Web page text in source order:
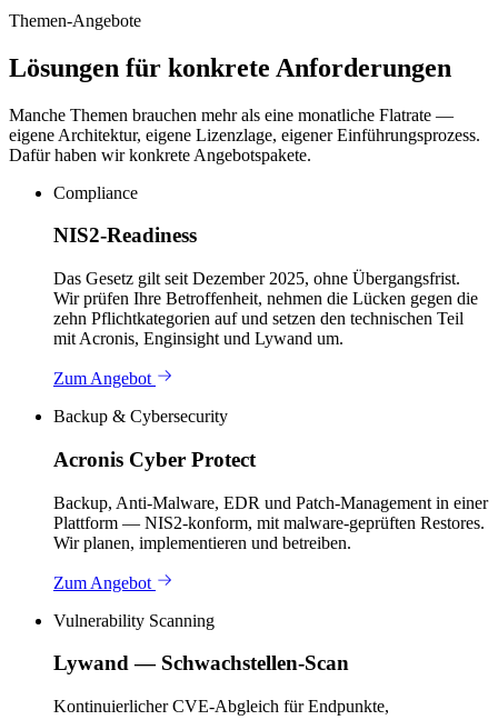
Themen-Angebote
Lösungen für konkrete Anforderungen
Manche Themen brauchen mehr als eine monatliche Flatrate —
eigene Architektur, eigene Lizenzlage, eigener Einführungsprozess.
Dafür haben wir konkrete Angebotspakete.
Compliance
NIS2-Readiness
Das Gesetz gilt seit Dezember 2025, ohne Übergangsfrist.
Wir prüfen Ihre Betroffenheit, nehmen die Lücken gegen die
zehn Pflichtkategorien auf und setzen den technischen Teil
mit Acronis, Enginsight und Lywand um.
Zum Angebot
Backup & Cybersecurity
Acronis Cyber Protect
Backup, Anti-Malware, EDR und Patch-Management in einer
Plattform — NIS2-konform, mit malware-geprüften Restores.
Wir planen, implementieren und betreiben.
Zum Angebot
Vulnerability Scanning
Lywand — Schwachstellen-Scan
Kontinuierlicher CVE-Abgleich für Endpunkte,